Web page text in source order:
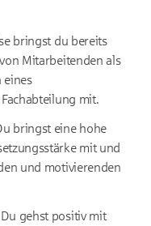
bringst du bereits
Mitarbeitenden als
eines
mit.
bringst eine hohe
mit und
und motivierenden
Du gehst positiv mit